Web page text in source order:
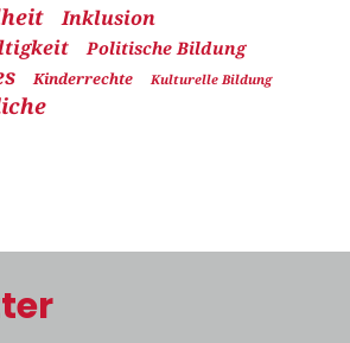
Inklusion
Politische Bildung
Kinderrechte Kulturelle Bildung